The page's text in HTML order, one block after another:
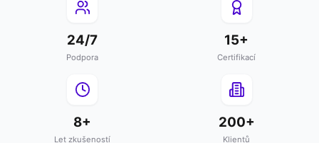
24/7
Podpora
15+
Certifikací
8+
Let zkušeností
200+
Klientů